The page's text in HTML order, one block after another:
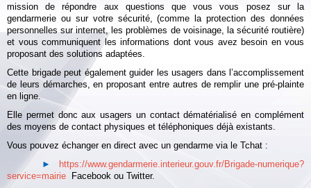
mission de répondre aux questions que vous vous posez sur la
gendarmerie ou sur votre sécurité, (comme la protection des données
personnelles sur internet, les problèmes de voisinage, la sécurité routière)
et vous communiquent les informations dont vous avez besoin en vous
proposant des solutions adaptées.
Cette brigade peut également guider les usagers dans l’accomplissement
de leurs démarches, en proposant entre autres de remplir une pré-plainte
en ligne.
Elle permet donc aux usagers un contact dématérialisé en complément
des moyens de contact physiques et téléphoniques déjà existants.
Vous pouvez échanger en direct avec un gendarme via le Tchat :
►
https://www.gendarmerie.interieur.gouv.fr/Brigade-numerique?
service=mairie Facebook ou Twitter.